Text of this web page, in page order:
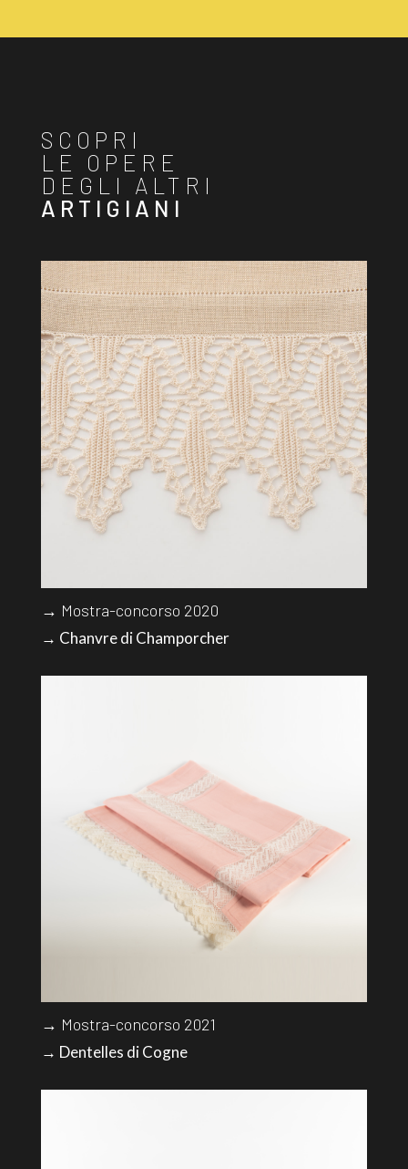
SCOPRI
LE OPERE
DEGLI ALTRI
ARTIGIANI
→ Mostra-concorso 2020
→ Chanvre di Champorcher
→ Mostra-concorso 2021
→ Dentelles di Cogne